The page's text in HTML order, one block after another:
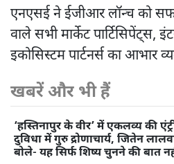
एनएसई ने ईजीआर लॉन्च को
वाले सभी मार्केट पार्टिसिपेंट्स,
इकोसिस्टम पार्टनर्स का आभार
खबरें और भी हैं
‘हस्तिनापुर के वीर’ में एकलव्य की
दुविधा में गुरु द्रोणाचार्य, जितेन
बोले- यह सिर्फ शिष्य चुनने की बात